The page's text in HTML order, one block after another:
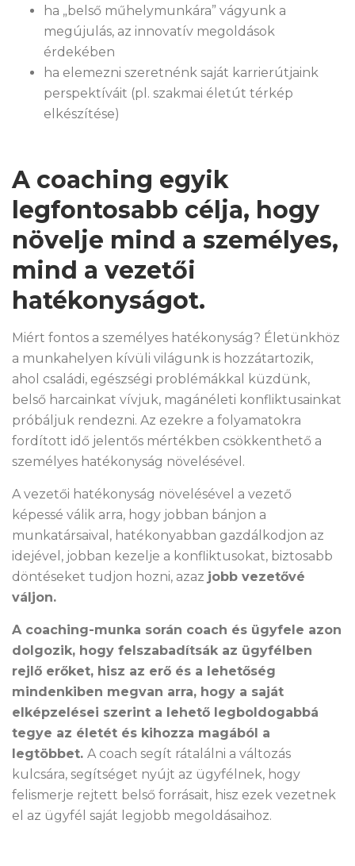
ha „belső műhelymunkára” vágyunk a
megújulás, az innovatív megoldások
érdekében
ha elemezni szeretnénk saját karrierútjaink
perspektíváit (pl. szakmai életút térkép
elkészítése)
A coaching egyik
legfontosabb célja, hogy
növelje mind a személyes,
mind a vezetői
hatékonyságot.
Miért fontos a személyes hatékonyság? Életünkhöz
a munkahelyen kívüli világunk is hozzátartozik,
ahol családi, egészségi problémákkal küzdünk,
belső harcainkat vívjuk, magánéleti konfliktusainkat
próbáljuk rendezni. Az ezekre a folyamatokra
fordított idő jelentős mértékben csökkenthető a
személyes hatékonyság növelésével.
A vezetői hatékonyság növelésével a vezető
képessé válik arra, hogy jobban bánjon a
munkatársaival, hatékonyabban gazdálkodjon az
idejével, jobban kezelje a konfliktusokat, biztosabb
döntéseket tudjon hozni, azaz jobb vezetővé
váljon.
A coaching-munka során coach és ügyfele azon
dolgozik, hogy felszabadítsák az ügyfélben
rejlő erőket, hisz az erő és a lehetőség
mindenkiben megvan arra, hogy a saját
elképzelései szerint a lehető legboldogabbá
tegye az életét és kihozza magából a
legtöbbet. A coach segít rátalálni a változás
kulcsára, segítséget nyújt az ügyfélnek, hogy
felismerje rejtett belső forrásait, hisz ezek vezetnek
el az ügyfél saját legjobb megoldásaihoz.